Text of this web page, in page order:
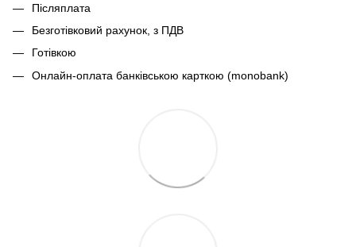
Післяплата
Безготівковий рахунок, з ПДВ
Готівкою
Онлайн-оплата банківською карткою (monobank)